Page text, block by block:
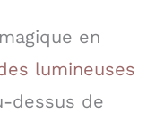
en
lumineuses
dessus de